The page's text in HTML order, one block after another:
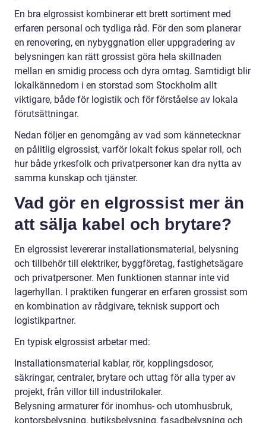
En bra elgrossist kombinerar ett brett sortiment med
erfaren personal och tydliga råd. För den som planerar
en renovering, en nybyggnation eller uppgradering av
belysningen kan rätt grossist göra hela skillnaden
mellan en smidig process och dyra omtag. Samtidigt blir
lokalkännedom i en storstad som Stockholm allt
viktigare, både för logistik och för förståelse av lokala
förutsättningar.
Nedan följer en genomgång av vad som kännetecknar
en pålitlig elgrossist, varför lokalt fokus spelar roll, och
hur både yrkesfolk och privatpersoner kan dra nytta av
samma kunskap och tjänster.
Vad gör en elgrossist mer än
att sälja kabel och brytare?
En elgrossist levererar installationsmaterial, belysning
och tillbehör till elektriker, byggföretag, fastighetsägare
och privatpersoner. Men funktionen stannar inte vid
lagerhyllan. I praktiken fungerar en erfaren grossist som
en kombination av rådgivare, teknisk support och
logistikpartner.
En typisk elgrossist arbetar med:
Installationsmaterial kablar, rör, kopplingsdosor,
säkringar, centraler, brytare och uttag för alla typer av
projekt, från villor till industrilokaler.
Belysning armaturer för inomhus- och utomhusbruk,
kontorsbelysning, butiksbelysning, fasadbelysning och